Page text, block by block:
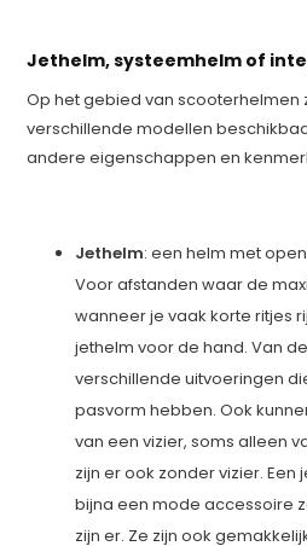
Jethelm, systeemhelm of
Op het gebied van scooterhelmen
verschillende modellen
andere eigenschappen en
Jethelm: een helm met
Voor afstanden waar de
wanneer je vaak korte ritjes
jethelm voor de hand. Van
verschillende uitvoeringen
pasvorm hebben. Ook
van een vizier, soms alleen
zijn er ook zonder vizier.
bijna een mode accessoire
zijn er. Ze zijn ook